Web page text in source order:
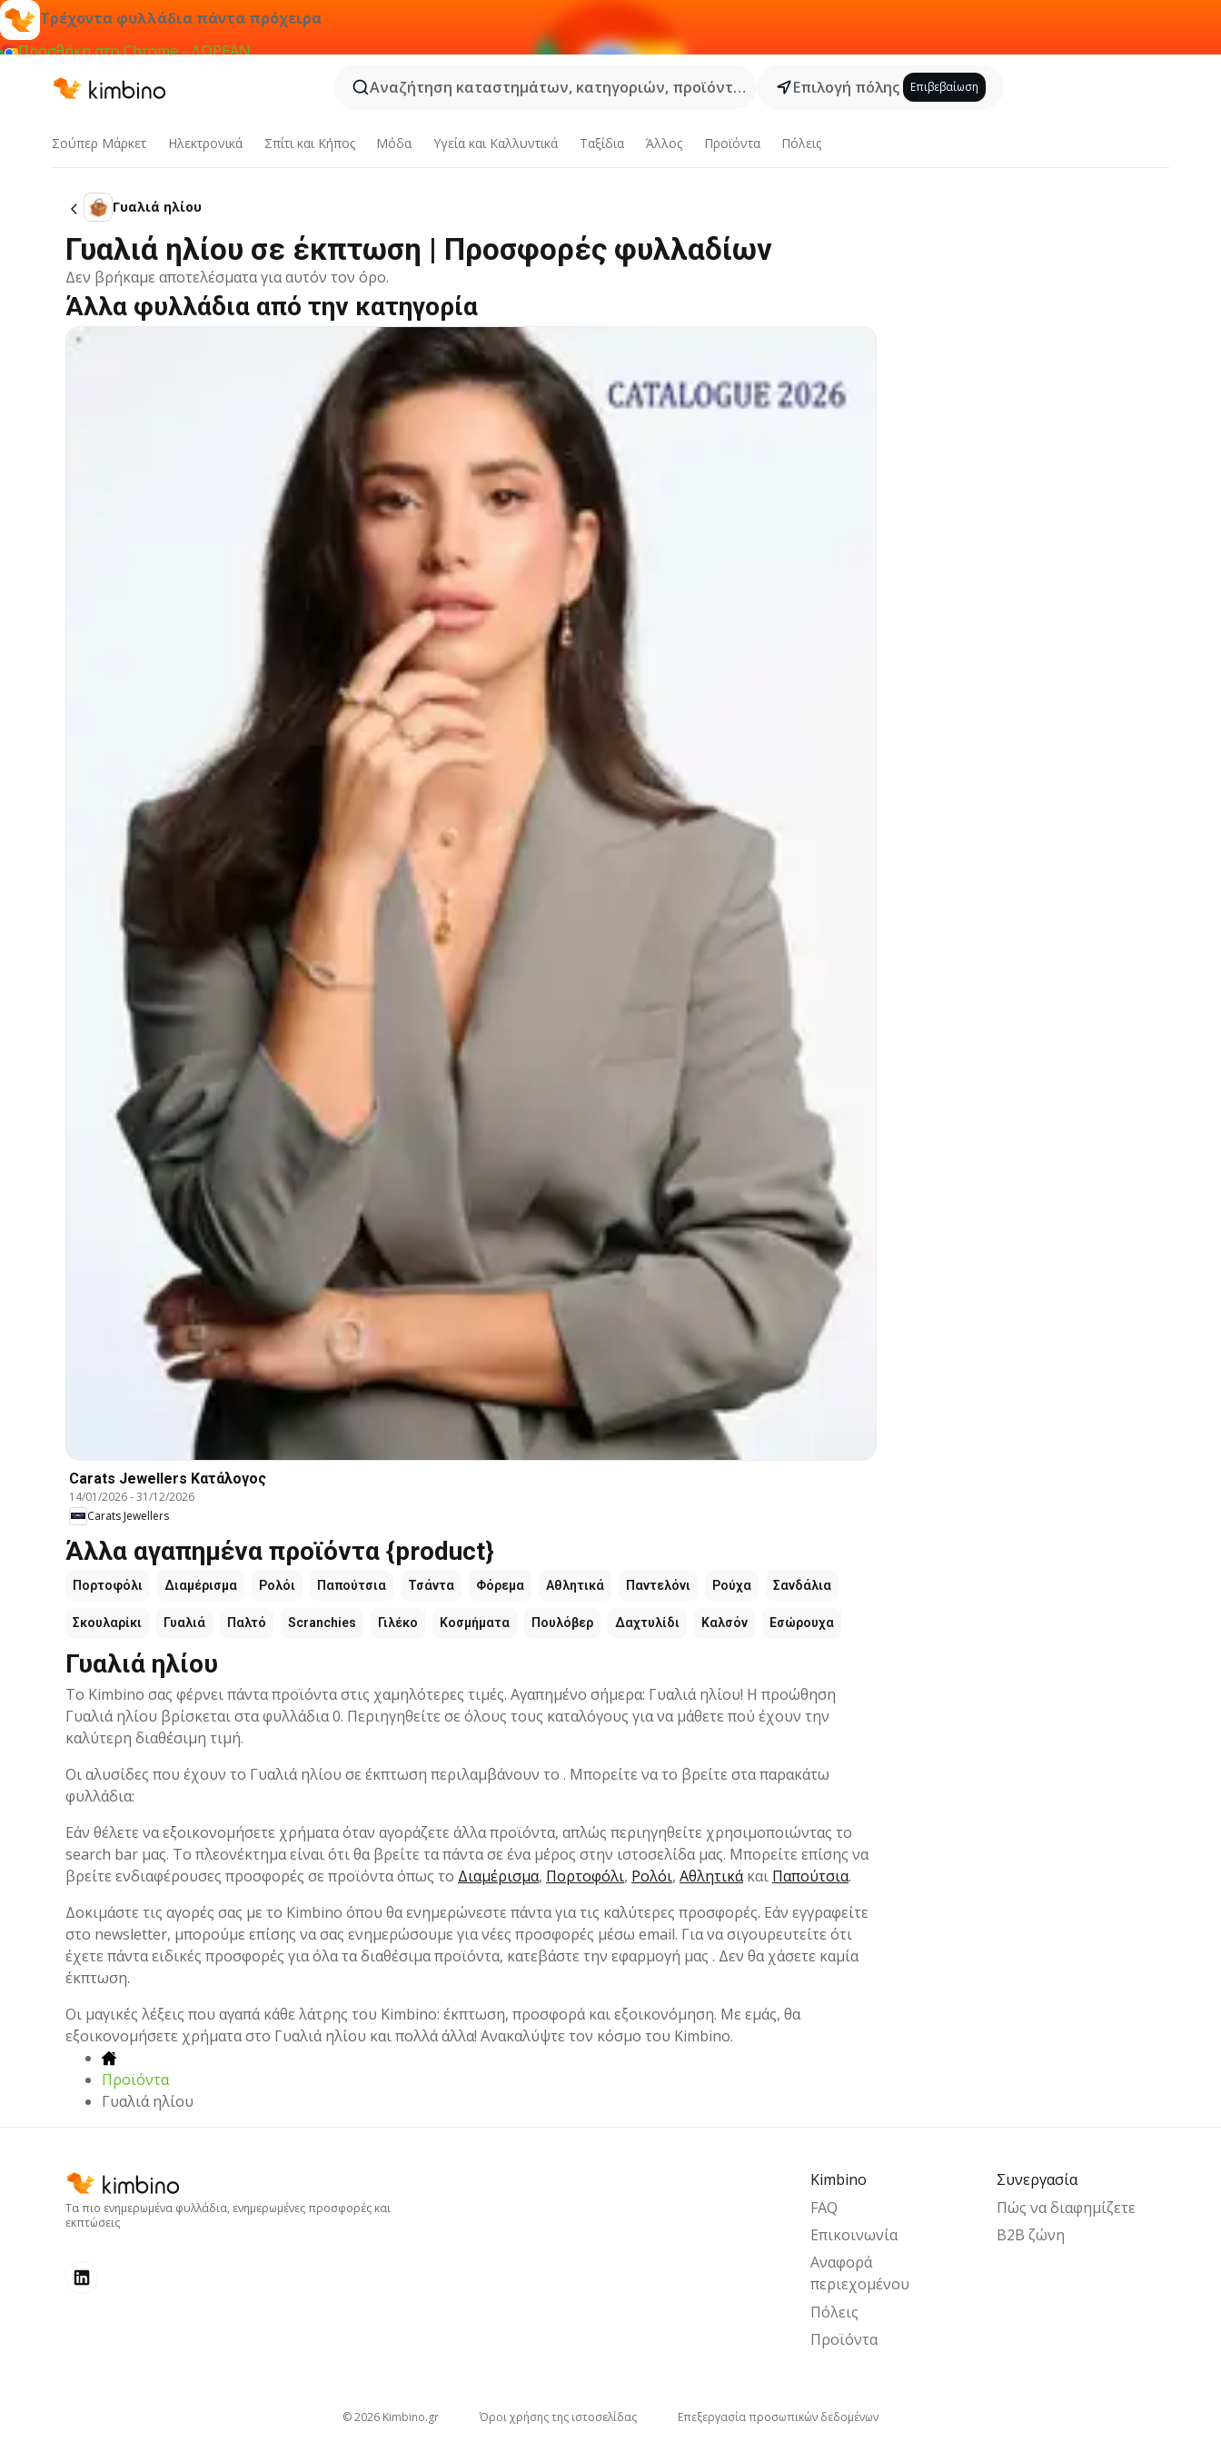
Τρέχοντα φυλλάδια πάντα πρόχειρα
Προσθήκη στο Chrome - ΔΩΡΕΑΝ
Αναζήτηση καταστημάτων, κατηγοριών, προϊόντων...
Επιλογή πόλης Επιβεβαίωση
Σούπερ Μάρκετ Hλεκτρονικά Σπίτι και Κήπος Μόδα Υγεία και Καλλυντικά Ταξίδια Άλλος Προϊόντα Πόλεις
Γυαλιά ηλίου
Γυαλιά ηλίου σε έκπτωση | Προσφορές φυλλαδίων
Δεν βρήκαμε αποτελέσματα για αυτόν τον όρο.
Άλλα φυλλάδια από την κατηγορία
Carats Jewellers Κατάλογος
14/01/2026-31/12/2026
Carats Jewellers
Άλλα αγαπημένα προϊόντα {product}
Πορτοφόλι Διαμέρισμα Ρολόι Παπούτσια Τσάντα Φόρεμα Αθλητικά Παντελόνι Ρούχα Σανδάλια
Σκουλαρίκι Γυαλιά Παλτό Scranchies Γιλέκο Κοσμήματα Πουλόβερ Δαχτυλίδι Καλσόν Εσώρουχα
Γυαλιά ηλίου
Το Kimbino σας φέρνει πάντα προϊόντα στις χαμηλότερες τιμές. Αγαπημένο σήμερα: Γυαλιά ηλίου! Η προώθηση
Γυαλιά ηλίου βρίσκεται στα φυλλάδια 0. Περιηγηθείτε σε όλους τους καταλόγους για να μάθετε πού έχουν την
καλύτερη διαθέσιμη τιμή.
Οι αλυσίδες που έχουν το Γυαλιά ηλίου σε έκπτωση περιλαμβάνουν το . Μπορείτε να το βρείτε στα παρακάτω
φυλλάδια:
Εάν θέλετε να εξοικονομήσετε χρήματα όταν αγοράζετε άλλα προϊόντα, απλώς περιηγηθείτε χρησιμοποιώντας το
search bar μας. Το πλεονέκτημα είναι ότι θα βρείτε τα πάντα σε ένα μέρος στην ιστοσελίδα μας. Μπορείτε επίσης να
βρείτε ενδιαφέρουσες προσφορές σε προϊόντα όπως το Διαμέρισμα, Πορτοφόλι, Ρολόι, Αθλητικάκαι Παπούτσια.
Δοκιμάστε τις αγορές σας με το Kimbino όπου θα ενημερώνεστε πάντα για τις καλύτερες προσφορές. Εάν εγγραφείτε
στο newsletter, μπορούμε επίσης να σας ενημερώσουμε για νέες προσφορές μέσω email. Για να σιγουρευτείτε ότι
έχετε πάντα ειδικές προσφορές για όλα τα διαθέσιμα προϊόντα, κατεβάστε την εφαρμογή μας . Δεν θα χάσετε καμία
έκπτωση.
Οι μαγικές λέξεις που αγαπά κάθε λάτρης του Kimbino: έκπτωση, προσφορά και εξοικονόμηση. Με εμάς, θα
εξοικονομήσετε χρήματα στο Γυαλιά ηλίου και πολλά άλλα! Ανακαλύψτε τον κόσμο του Kimbino.
Προϊόντα
Γυαλιά ηλίου
Τα πιο ενημερωμένα φυλλάδια, ενημερωμένες προσφορές και
εκπτώσεις
Kimbino
FAQ
Επικοινωνία
Αναφορά
περιεχομένου
Πόλεις
Προϊόντα
Συνεργασία
Πώς να διαφημίζετε
B2B ζώνη
© 2026 kimbino.gr Όροι χρήσης της ιστοσελίδας Επεξεργασία προσωπικών δεδομένων